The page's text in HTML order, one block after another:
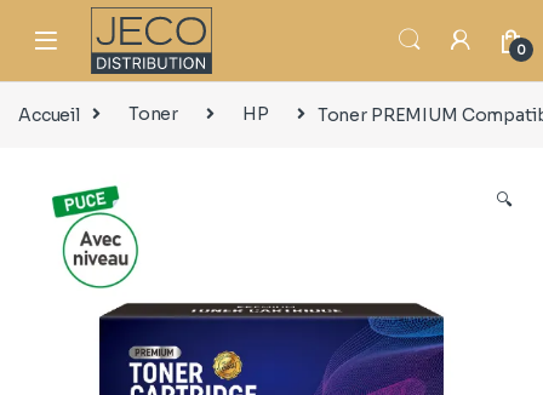
0
Accueil Toner HP Toner PREMIUM
🔍